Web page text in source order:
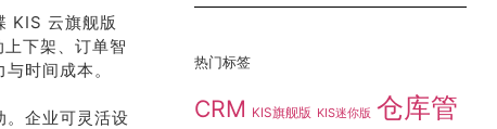
KIS 云旗舰版
下架、订单智
时间成本。
。企业可灵活设
热门标签
CRM KIS旗舰版 KIS迷你版 仓库管